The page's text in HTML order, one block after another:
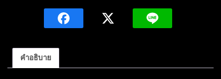
คำอธิบาย